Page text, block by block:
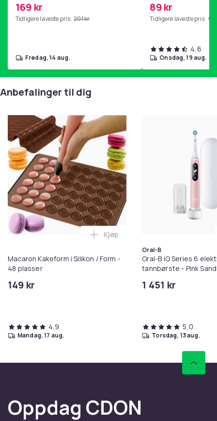
hjemmegymnastikk Pink
169 kr
Tidligere laveste pris: 201 kr
fredag, 14 aug.
89 kr
Tidligere laveste pris: 99
4,6
onsdag, 19 aug.
Anbefalinger til dig
Macaron Kakeform i Silikon / Form -
48 plasser
149 kr
Legg Macaron Kakeform i
Kjøp
4,9
mandag, 17 aug.
Oral-B
Oral-B iO Series 6
tannbørste - Pink Sand
1 451 kr
5,0
torsdag, 13 aug.
Oppdag CDON